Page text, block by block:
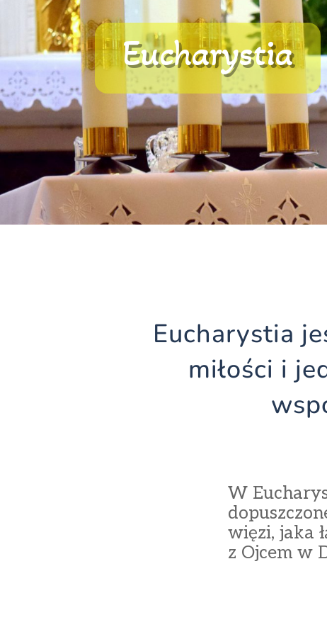
Eucharystia
Eucharystia
miłości i
W
więzi, jaka
z Ojcem w